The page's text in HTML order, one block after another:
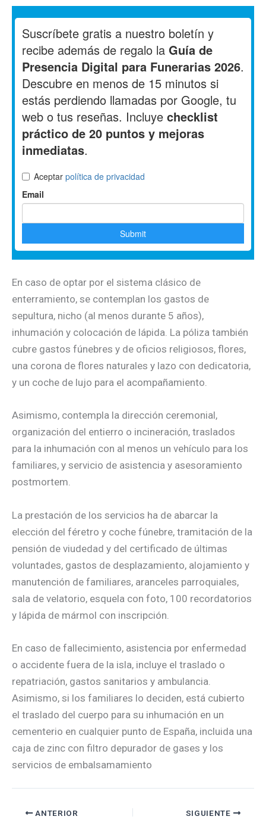
En caso de optar por el sistema clásico de
enterramiento, se contemplan los gastos de
sepultura, nicho (al menos durante 5 años),
inhumación y colocación de lápida. La póliza también
cubre gastos fúnebres y de oficios religiosos, flores,
una corona de flores naturales y lazo con dedicatoria,
y un coche de lujo para el acompañamiento.
Asimismo, contempla la dirección ceremonial,
organización del entierro o incineración, traslados
para la inhumación con al menos un vehículo para los
familiares, y servicio de asistencia y asesoramiento
postmortem.
La prestación de los servicios ha de abarcar la
elección del féretro y coche fúnebre, tramitación de la
pensión de viudedad y del certificado de últimas
voluntades, gastos de desplazamiento, alojamiento y
manutención de familiares, aranceles parroquiales,
sala de velatorio, esquela con foto, 100 recordatorios
y lápida de mármol con inscripción.
En caso de fallecimiento, asistencia por enfermedad
o accidente fuera de la isla, incluye el traslado o
repatriación, gastos sanitarios y ambulancia.
Asimismo, si los familiares lo deciden, está cubierto
el traslado del cuerpo para su inhumación en un
cementerio en cualquier punto de España, incluida una
caja de zinc con filtro depurador de gases y los
servicios de embalsamamiento
ANTERIOR SIGUIENTE